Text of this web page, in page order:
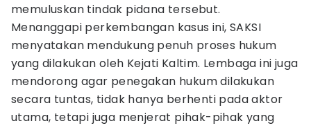
memuluskan tindak pidana tersebut.
Menanggapi perkembangan kasus ini, SAKSI
menyatakan mendukung penuh proses hukum
yang dilakukan oleh Kejati Kaltim. Lembaga ini juga
mendorong agar penegakan hukum dilakukan
secara tuntas, tidak hanya berhenti pada aktor
utama, tetapi juga menjerat pihak-pihak yang